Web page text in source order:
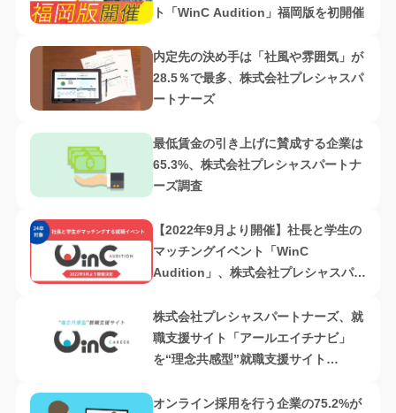
ト「WinC Audition」福岡版を初開催
内定先の決め手は「社風や雰囲気」が
28.5％で最多、株式会社プレシャスパ
ートナーズ
最低賃金の引き上げに賛成する企業は
65.3%、株式会社プレシャスパートナ
ーズ調査
【2022年9月より開催】社長と学生の
マッチングイベント「WinC
Audition」、株式会社プレシャスパー
株式会社プレシャスパートナーズ、就
職支援サイト「アールエイチナビ」
を“理念共感型”就職支援サイト
オンライン採用を行う企業の75.2%が